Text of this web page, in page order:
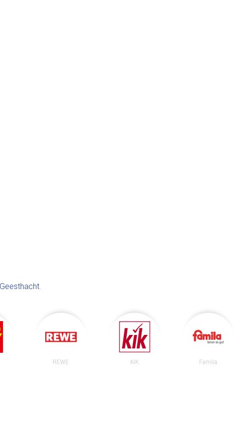
Geesthacht.
REWE KiK Famila